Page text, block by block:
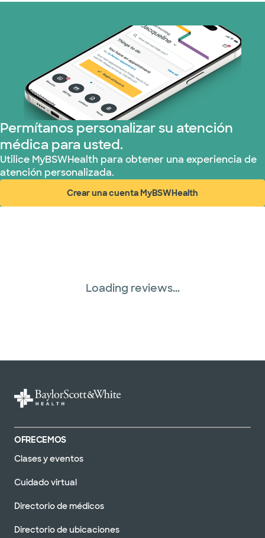
Permítanos personalizar su atención
médica para usted.
Utilice MyBSWHealth para obtener una experiencia de
atención personalizada.
Crear una cuenta MyBSWHealth
(abre en ventana nueva)
Loading reviews...
OFRECEMOS
Clases y eventos
Cuidado virtual
Directorio de médicos
Directorio de ubicaciones